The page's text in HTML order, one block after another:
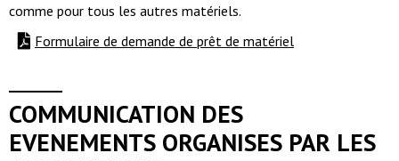
comme pour tous les autres matériels.
Formulaire de demande de prêt de matériel
COMMUNICATION DES
EVENEMENTS ORGANISES PAR LES